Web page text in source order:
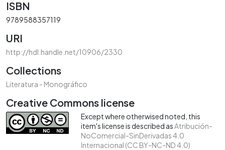
ISBN
9789588357119
URI
http://hdl.handle.net/10906/2330
Collections
Literatura - Monográfico
Creative Commons license
Except where otherwised noted, this
item's license is described asAtribución-
NoComercial-SinDerivadas 4.0
Internacional (CC BY-NC-ND 4.0)